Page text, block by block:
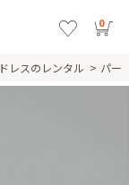
0
ドレスのレンタル パー